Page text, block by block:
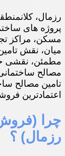
رزمال،
پروژه های
مسکن، مراکز
میان، نقش
مطمئن، نقشی
مصالح
تامین مصالح
اعتمادترین
چرا
رزمال) ؟